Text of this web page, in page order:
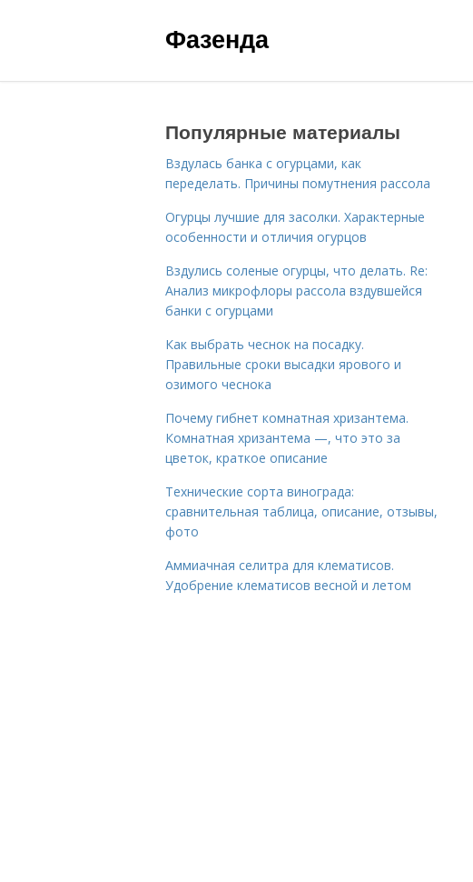
Фазенда
Популярные материалы
Вздулась банка с огурцами, как
переделать. Причины помутнения рассола
Огурцы лучшие для засолки. Характерные
особенности и отличия огурцов
Вздулись соленые огурцы, что делать. Re:
Анализ микрофлоры рассола вздувшейся
банки с огурцами
Как выбрать чеснок на посадку.
Правильные сроки высадки ярового и
озимого чеснока
Почему гибнет комнатная хризантема.
Комнатная хризантема —, что это за
цветок, краткое описание
Технические сорта винограда:
сравнительная таблица, описание, отзывы,
фото
Аммиачная селитра для клематисов.
Удобрение клематисов весной и летом